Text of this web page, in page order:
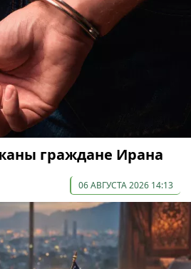
граждане Ирана
06 АВГУСТА 2026 14:13